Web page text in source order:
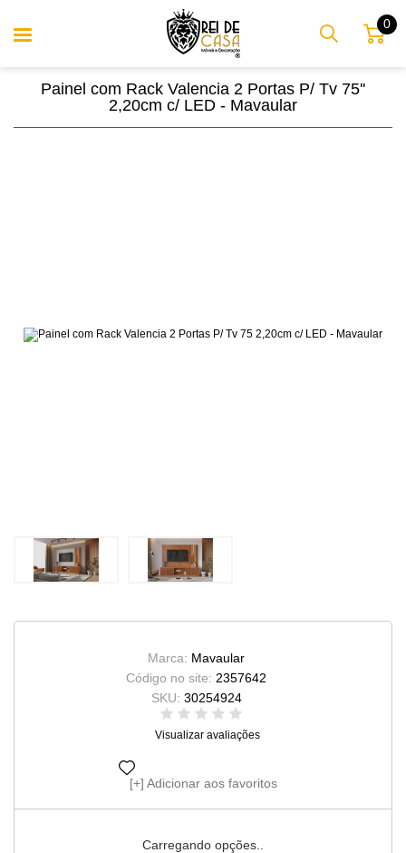
0
Painel com Rack Valencia 2 Portas P/ Tv 75''
2,20cm c/ LED - Mavaular
Marca: Mavaular
Código no site: 2357642
SKU: 30254924
Visualizar avaliações
Adicionar aos favoritos
Carregando opções..